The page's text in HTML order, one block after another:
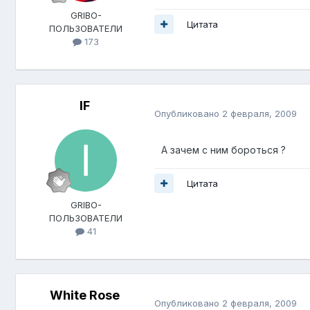
GRIBO-
ПОЛЬЗОВАТЕЛИ
173
Цитата
IF
GRIBO-
ПОЛЬЗОВАТЕЛИ
41
Опубликовано 2 февраля, 2009
А зачем с ним бороться ?
Цитата
White Rose
Опубликовано 2 февраля, 2009